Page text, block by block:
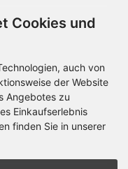
Cookies und
auch von
der Website
Angebotes zu
Einkaufserlebnis
finden Sie in unserer